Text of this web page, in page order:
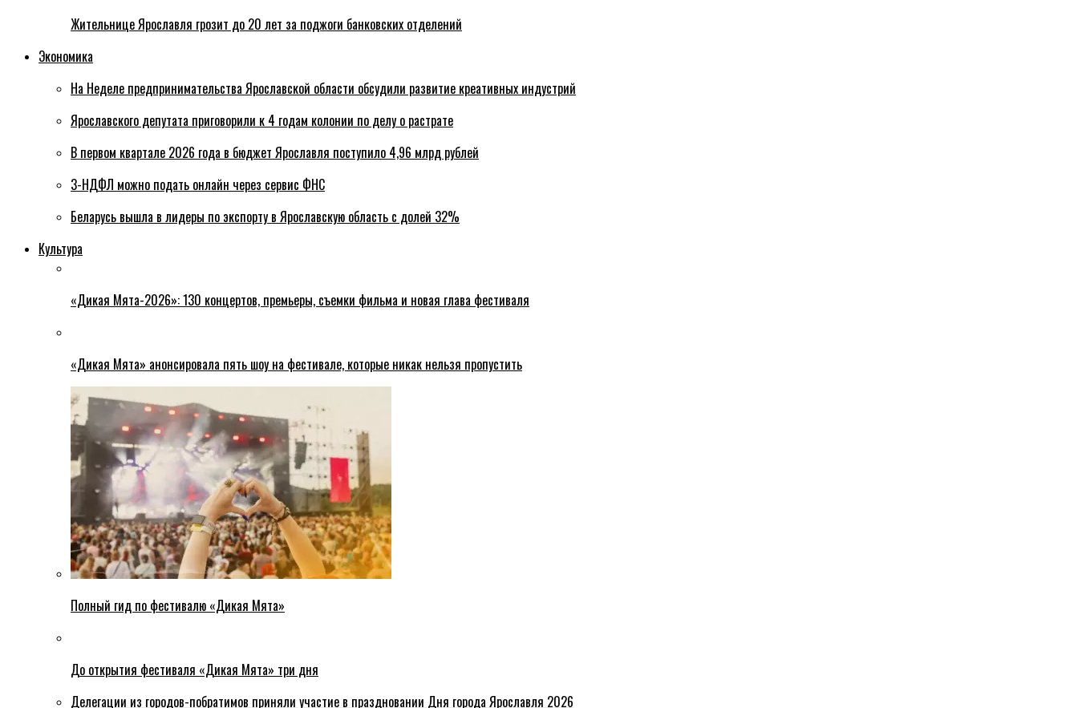
Жительнице Ярославля грозит до 20 лет за поджоги банковских отделений
Экономика
На Неделе предпринимательства Ярославской области обсудили развитие креативных индустрий
Ярославского депутата приговорили к 4 годам колонии по делу о растрате
В первом квартале 2026 года в бюджет Ярославля поступило 4,96 млрд рублей
3-НДФЛ можно подать онлайн через сервис ФНС
Беларусь вышла в лидеры по экспорту в Ярославскую область с долей 32%
Культура
«Дикая Мята-2026»: 130 концертов, премьеры, съемки фильма и новая глава фестиваля
«Дикая Мята» анонсировала пять шоу на фестивале, которые никак нельзя пропустить
Полный гид по фестивалю «Дикая Мята»
До открытия фестиваля «Дикая Мята» три дня
Делегации из городов-побратимов приняли участие в праздновании Дня города Ярославля 2026